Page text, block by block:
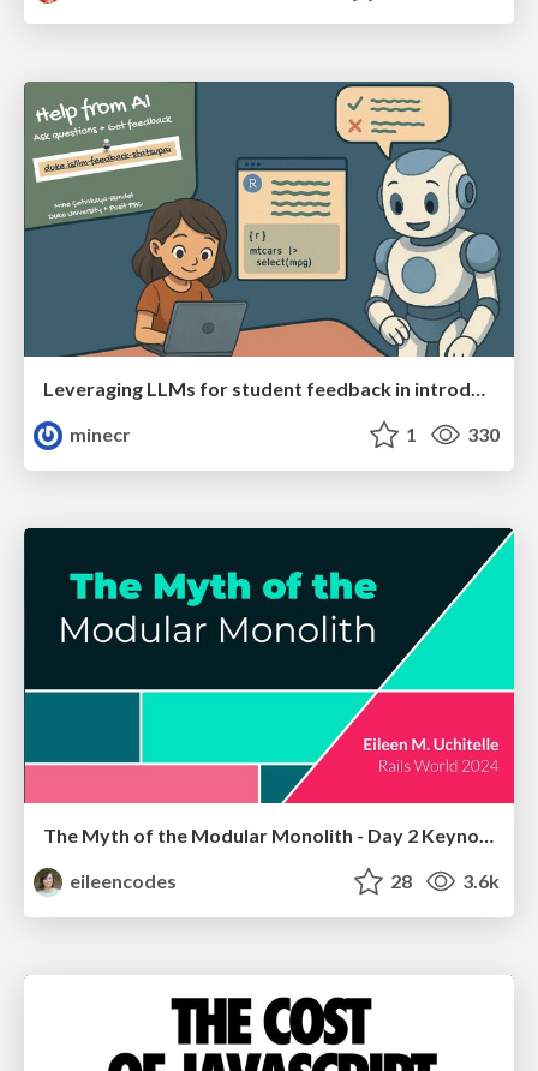
Leveraging LLMs for student feedback in introductory data science courses - posit::conf(2025)
minecr
1 330
The Myth of the Modular Monolith - Day 2 Keynote - Rails World 2024
eileencodes
28 3.6k